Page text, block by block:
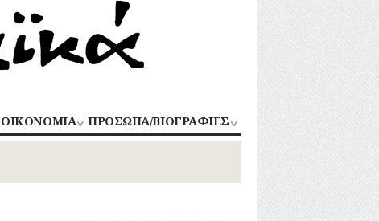
ΟΙΚΟΝΟΜΙΑ
ΒΙΟΜΗΧΑΝΙΑ
ΠΡΟΣΩΠΑ/ΒΙΟΓΡΑΦΙΕΣ
ΑΓΩΝΙΣΤΕΣ
ΑΡΧΙΤΕΚΤΟΝΕΣ